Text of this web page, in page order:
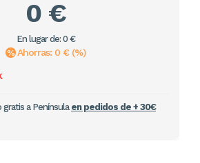
0 €
En lugar de: 0 €
Ahorras: 0 € (%)
gratis a Península en pedidos de + 30€